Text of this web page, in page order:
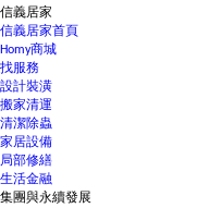
信義居家
信義居家首頁
Homy商城
找服務
設計裝潢
搬家清運
清潔除蟲
家居設備
局部修繕
生活金融
集團與永續發展